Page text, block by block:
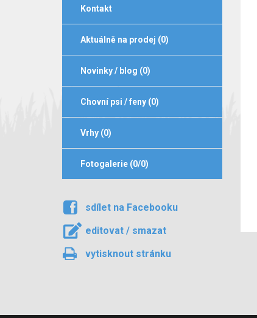
Kontakt
Aktuálně na prodej (0)
Novinky / blog (0)
Chovní psi / feny (0)
Vrhy (0)
Fotogalerie (0/0)
sdílet na Facebooku
editovat / smazat
vytisknout stránku